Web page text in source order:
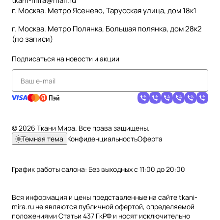
г. Москва. Метро Ясенево, Тарусская улица, дом 18к1
г. Москва. Метро Полянка, Большая полянка, дом 28к2
(по записи)
Подписаться на новости и акции
© 2026 Ткани Мира. Все права защищены.
Темная тема КонфиденциальностьОферта
График работы салона: Без выходных с 11:00 до 20:00
Вся информация и цены представленные на сайте tkani-
mira.ru не являются публичной офертой, определяемой
положениями Статьи 437 ГкРФ и носят исключительно